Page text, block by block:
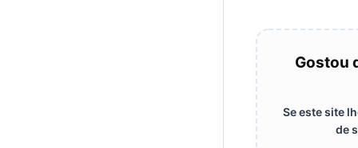
Gostou
Se este site
de